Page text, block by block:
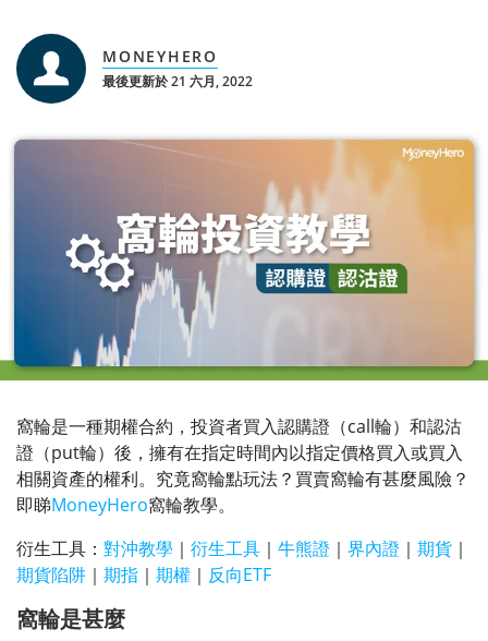
MONEYHERO
最後更新於 21 六月, 2022
窩輪是一種期權合約，投資者買入認購證（call輪）和認沽
證（put輪）後，擁有在指定時間內以指定價格買入或買入
相關資產的權利。究竟窩輪點玩法？買賣窩輪有甚麼風險？
即睇MoneyHero窩輪教學。
衍生工具： 對沖教學 ｜ 衍生工具 ｜ 牛熊證 ｜ 界內證 ｜ 期貨 ｜
期貨陷阱 ｜ 期指 ｜ 期權 ｜ 反向ETF
窩輪是甚麼